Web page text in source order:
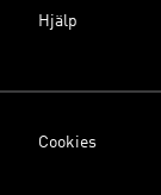
Hjälp
Cookies